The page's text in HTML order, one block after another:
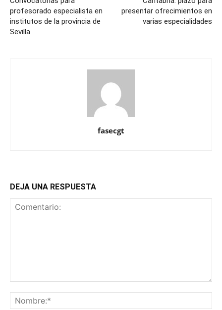
profesorado especialista en
institutos de la provincia de
Sevilla
presentar ofrecimientos en
varias especialidades
fasecgt
DEJA UNA RESPUESTA